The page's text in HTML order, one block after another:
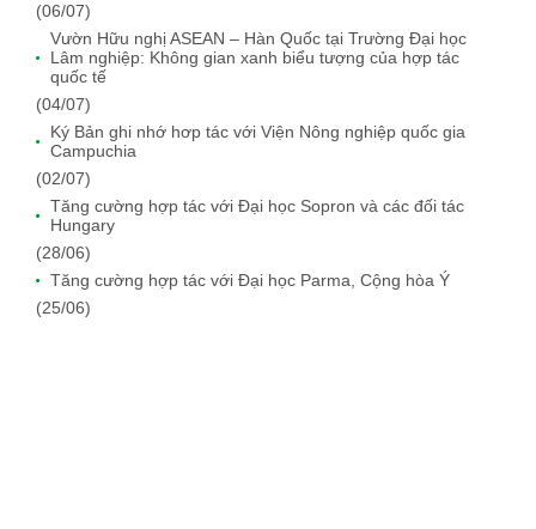
(06/07)
Vườn Hữu nghị ASEAN – Hàn Quốc tại Trường Đại học
Lâm nghiệp: Không gian xanh biểu tượng của hợp tác
quốc tế
(04/07)
Ký Bản ghi nhớ hơp tác với Viện Nông nghiệp quốc gia
Campuchia
(02/07)
Tăng cường hợp tác với Đại học Sopron và các đối tác
Hungary
(28/06)
Tăng cường hợp tác với Đại học Parma, Cộng hòa Ý
(25/06)